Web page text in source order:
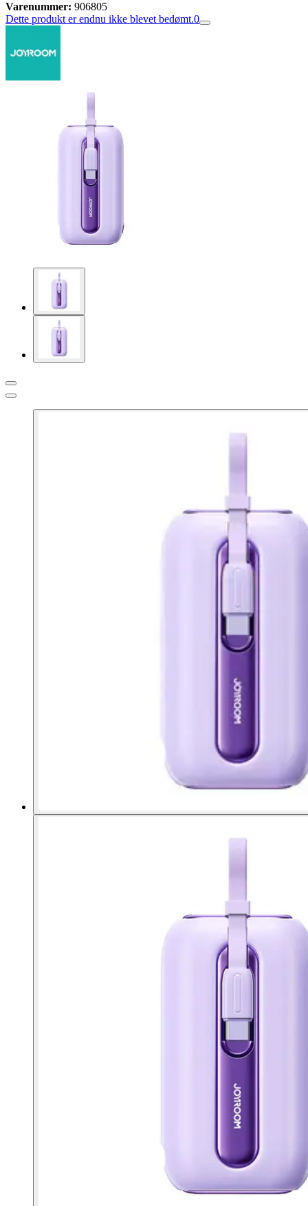
Varenummer: 906805
Dette produkt er endnu ikke blevet bedømt.0